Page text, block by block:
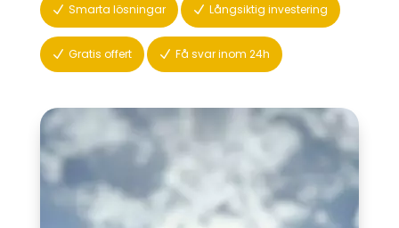
N Smarta lösningar N Långsiktig investering
N Gratis offert N Få svar inom 24h